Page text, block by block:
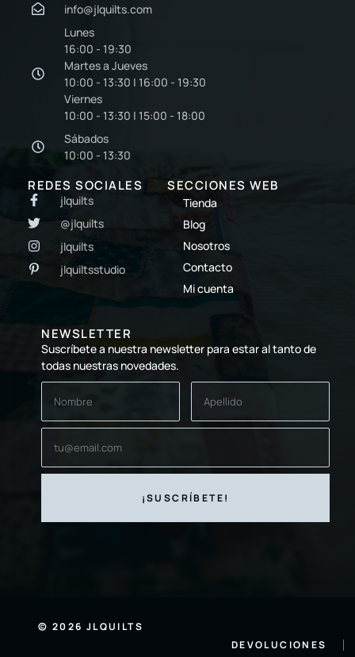
info@jlquilts.com
Lunes
16:00 - 19:30
Martes a Jueves
10:00 - 13:30 | 16:00 - 19:30
Viernes
10:00 - 13:30 | 15:00 - 18:00
Sábados
10:00 - 13:30
REDES SOCIALES
jlquilts
@jlquilts
jlquilts
jlquiltsstudio
SECCIONES WEB
Tienda
Blog
Nosotros
Contacto
Mi cuenta
NEWSLETTER
Suscríbete a nuestra newsletter para estar al tanto de
todas nuestras novedades.
© 2026 JLQUILTS
DEVOLUCIONES